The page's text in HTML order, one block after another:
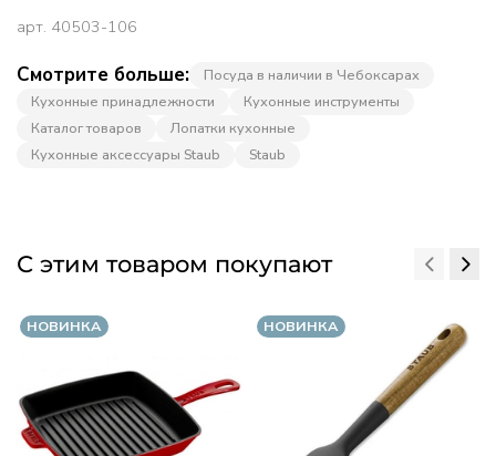
Смотрите больше:
Посуда в наличии в Чебоксарах
Кухонные принадлежности
Кухонные инструменты
Каталог товаров
Лопатки кухонные
Кухонные аксессуары Staub
Staub
арт. 40503-106
С этим товаром покупают
НОВИНКА НОВИНКА